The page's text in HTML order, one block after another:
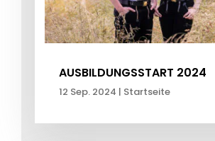
AUSBILDUNGSSTART 2024
12 Sep. 2024 | Startseite